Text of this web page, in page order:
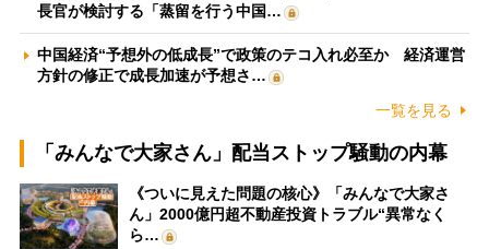
長官が検討する「蒸留を行う中国…
中国経済“予想外の低成長”で政策のテコ入れ必至か 経済運営
方針の修正で成長加速が予想さ…
一覧を見る
「みんなで大家さん」配当ストップ騒動の内幕
《ついに見えた問題の核心》「みんなで大家さ
ん」2000億円超不動産投資トラブル“異常なく
ら…